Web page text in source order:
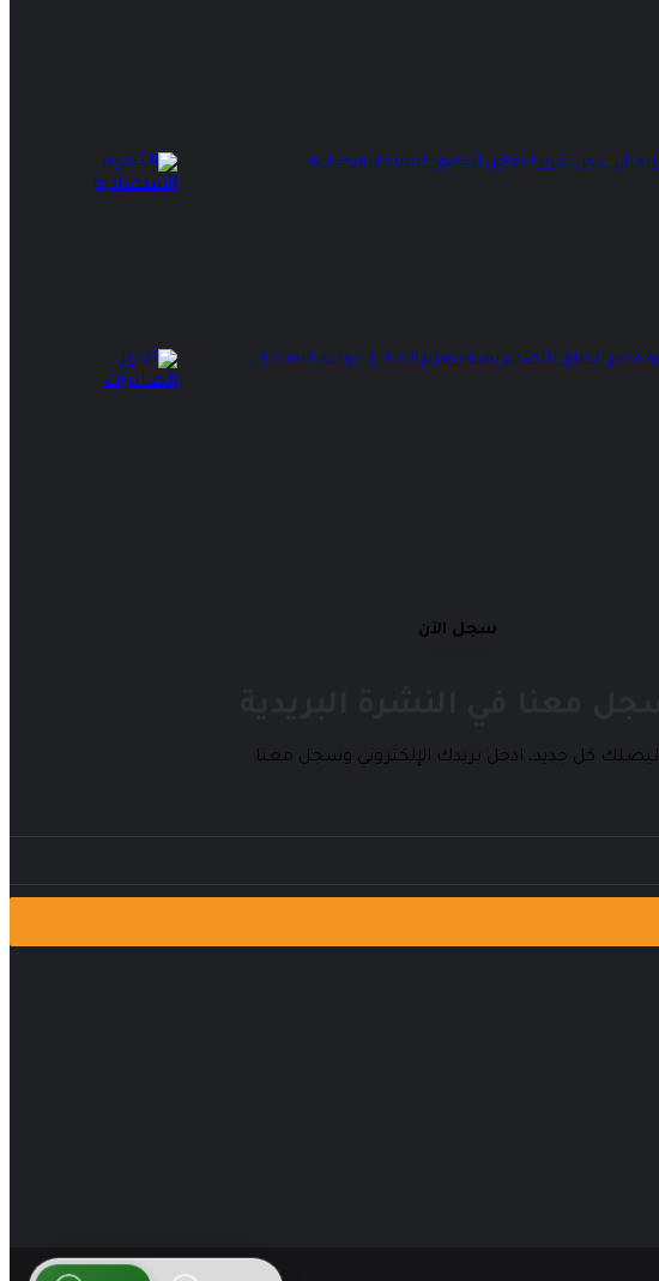
يبحثان سبل تعزيز التعاون لتحقيق التنمية الاقتصادية
مصر تنطلق للتصدير بهدف تعزيز الصادرات ودعم الاقتصاد
سجل الآن
ليصلك كل جديد، ادخل بريدك الإلكتروني وسجل معنا